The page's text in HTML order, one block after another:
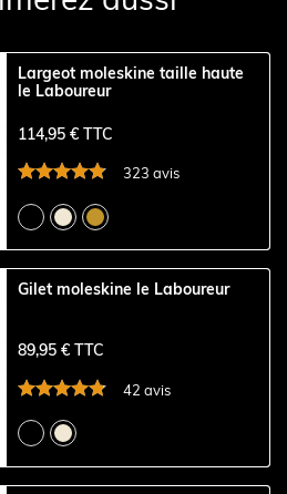
Largeot moleskine taille haute
le Laboureur
114,95 € TTC
323 avis
Gilet moleskine le Laboureur
89,95 € TTC
42 avis